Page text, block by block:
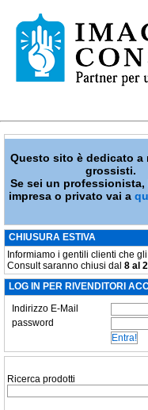
Questo sito è dedicato a
grossisti.
Se sei un
impresa o privato vai a
CHIUSURA ESTIVA
Informiamo i gentili clienti che
Consult saranno chiusi dal 8 al
LOG IN PER RIVENDITORI
Indirizzo E-Mail
password
Ricerca prodotti